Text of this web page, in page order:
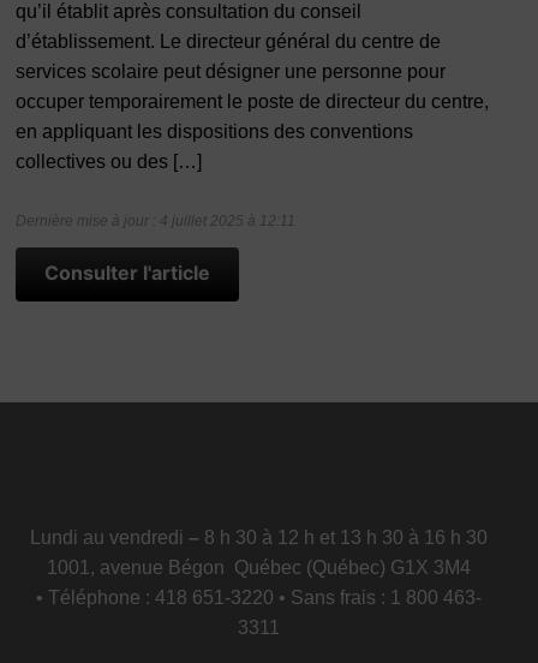
qu’il établit après consultation du conseil
d’établissement. Le directeur général du centre de
services scolaire peut désigner une personne pour
occuper temporairement le poste de directeur du centre,
en appliquant les dispositions des conventions
collectives ou des […]
Dernière mise à jour : 4 juillet 2025 à 12:11
Consulter l'article
Lundi au vendredi – 8 h 30 à 12 h et 13 h 30 à 16 h 30
1001, avenue Bégon Québec (Québec) G1X 3M4
• Téléphone : 418 651-3220 • Sans frais : 1 800 463-
3311